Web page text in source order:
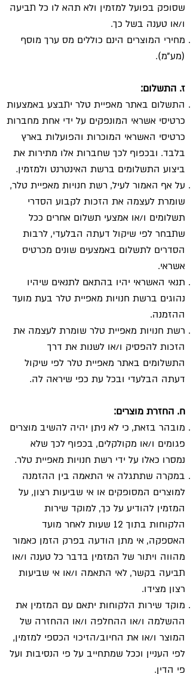
שסופק בפועל למזמין ולא תהא לו כל תביעה
ו/או טענה בשל כך.
מחירי המוצרים הינם כוללים מס ערך מוסף
(מע"מ).
ז. התשלום:
התשלום באתר מאפיית טלר יתבצע באמצעות
כרטיסי אשראי המונפקים על ידי אחת מחברות
כרטיסי האשראי המוכרות והפועלות בארץ
בלבד. ובכפוף לכך שחברות אלו מתירות את
ביצוע התשלומים ברשת האינטרנט ולמזמין.
על אף האמור לעיל, רשת חנויות מאפיית טלר,
שומרת לעצמה את הזכות לקבוע הסדרי
תשלומים ו/או אמצעי תשלום אחרים ככל
שתבחר לפי שיקול דעתה הבלעדי, לרבות
הסדרים לתשלום באמצעים שונים מכרטיס
אשראי.
תנאי האשראי יהיו בהתאם לתנאים שיהיו
נהוגים ברשת חנויות מאפיית טלר בעת מועד
ההזמנה.
רשת חנויות מאפיית טלר שומרת לעצמה את
הזכות להפסיק ו/או לשנות את דרך
התשלומים באתר מאפיית טלר לפי שיקול
דעתה הבלעדי ובכל עת כפי שיראה לה.
ח. החזרת מוצרים:
מובהר בזאת, כי לא ניתן יהיה להשיב מוצרים
פגומים ו/או מקולקלים, בכפוף לכך שלא
נמסרו כאלו על ידי רשת חנויות מאפיית טלר.
במקרה שתתגלה אי התאמה בין ההזמנה
למוצרים המסופקים או אי שביעות רצון, על
המזמין להודיע על כך, למוקד שירות
הלקוחות בתוך 12 שעות לאחר מועד
האספקה, אי מתן הודעה בפרק הזמן כאמור
מהווה ויתור של המזמין בדבר כל טענה ו/או
תביעה בקשר, לאי התאמה ו/או אי שביעות
רצון מצידו.
מוקד שירות הלקוחות יתאם עם המזמין את
ההשלמה ו/או ההחלפה ו/או ההחזרה של
המוצר ו/או את החיוב/הזיכוי הכספי למזמין,
לפי העניין וככל שמתחייב על פי הנסיבות ועל
פי הדין.